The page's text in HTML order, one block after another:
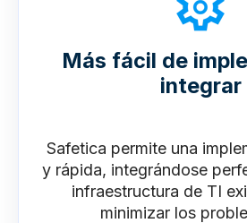
Más fácil de
integrar
Safetica permite una
y rápida, integrándose
infraestructura de TI
minimizar los